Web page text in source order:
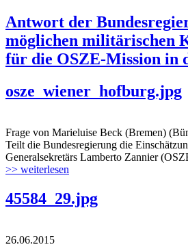
Antwort der
möglichen militärischen
für die OSZE-Mission in
osze_wiener_hofburg.jpg
Frage von Marieluise Beck (Bremen)
Teilt die Bundesregierung die
Generalsekretärs Lamberto Zannier
>> weiterlesen
45584_29.jpg
26.06.2015